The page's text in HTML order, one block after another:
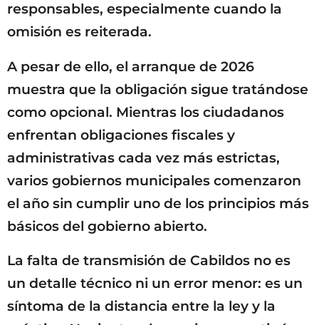
responsables, especialmente cuando la
omisión es reiterada.
A pesar de ello, el arranque de 2026
muestra que la obligación sigue tratándose
como opcional. Mientras los ciudadanos
enfrentan obligaciones fiscales y
administrativas cada vez más estrictas,
varios gobiernos municipales comenzaron
el año sin cumplir uno de los principios más
básicos del gobierno abierto.
La falta de transmisión de Cabildos no es
un detalle técnico ni un error menor: es un
síntoma de la distancia entre la ley y la